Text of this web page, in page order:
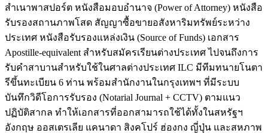
สำเนาพาสปอร์ต หนังสือมอบอำนาจ (Power of Attorney) หนังสือ
รับรองสถานภาพโสด สัญญาซื้อขายอสังหาริมทรัพย์ระหว่าง
ประเทศ หนังสือรับรองแหล่งเงิน (Source of Funds) เอกสาร
Apostille-equivalent สำหรับสมัครเรียนต่างประเทศ ไปจนถึงการ
รับคำสาบานสำหรับใช้ในศาลต่างประเทศ ILC มีทีมทนายโนตา
รีขึ้นทะเบียน 6 ท่าน พร้อมสำนักงานในกรุงเทพฯ ที่มีระบบ
บันทึกวิดีโอการรับรอง (Notarial Journal + CCTV) ตามแนว
ปฏิบัติสากล ทำให้เอกสารที่ออกสามารถใช้ได้ทั้งในสหรัฐฯ
อังกฤษ ออสเตรเลีย แคนาดา สิงคโปร์ ฮ่องกง ญี่ปุ่น และสหภาพ